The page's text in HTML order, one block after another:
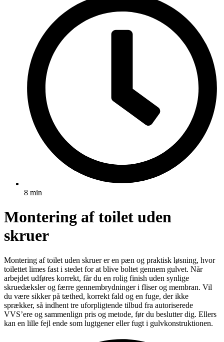
8 min
Montering af toilet uden
skruer
Montering af toilet uden skruer er en pæn og praktisk løsning, hvor
toilettet limes fast i stedet for at blive boltet gennem gulvet. Når
arbejdet udføres korrekt, får du en rolig finish uden synlige
skruedæksler og færre gennembrydninger i fliser og membran. Vil
du være sikker på tæthed, korrekt fald og en fuge, der ikke
sprækker, så indhent tre uforpligtende tilbud fra autoriserede
VVS’ere og sammenlign pris og metode, før du beslutter dig. Ellers
kan en lille fejl ende som lugtgener eller fugt i gulvkonstruktionen.